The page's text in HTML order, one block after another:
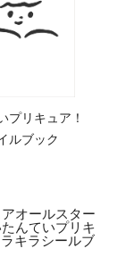
プリキュア！
ルブック